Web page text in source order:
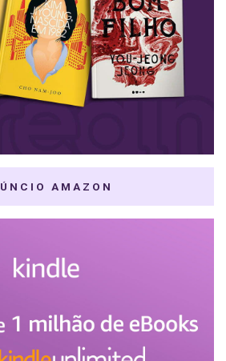
AMAZON